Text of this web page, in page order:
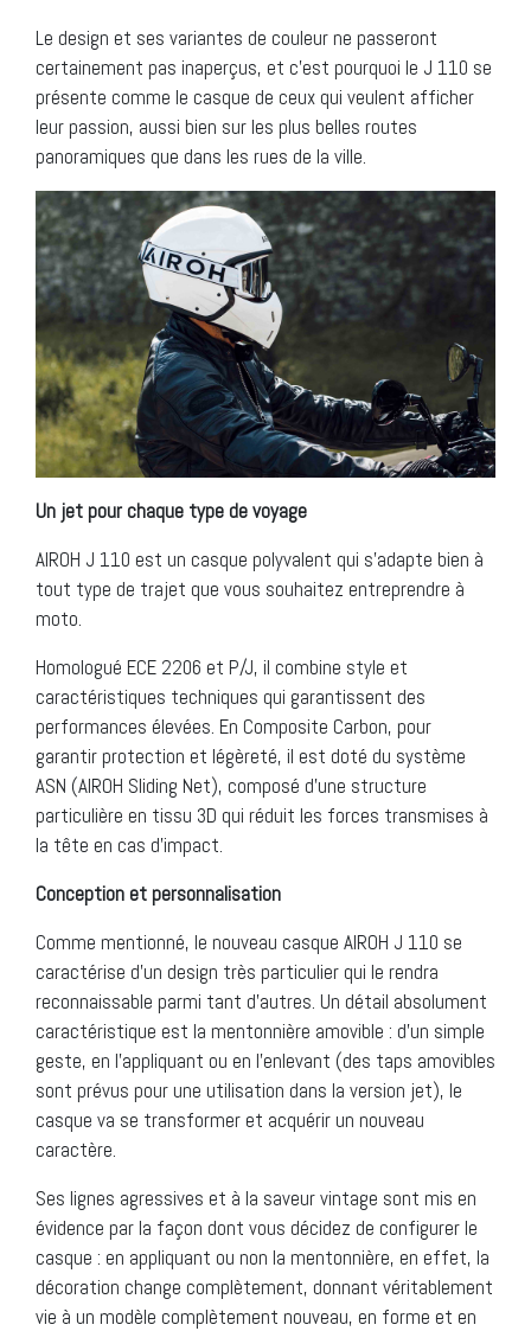
Le design et ses variantes de couleur ne passeront
certainement pas inaperçus, et c’est pourquoi le J 110 se
présente comme le casque de ceux qui veulent afficher
leur passion, aussi bien sur les plus belles routes
panoramiques que dans les rues de la ville.
Un jet pour chaque type de voyage
AIROH J 110 est un casque polyvalent qui s’adapte bien à
tout type de trajet que vous souhaitez entreprendre à
moto.
Homologué ECE 2206 et P/J, il combine style et
caractéristiques techniques qui garantissent des
performances élevées. En Composite Carbon, pour
garantir protection et légèreté, il est doté du système
ASN (AIROH Sliding Net), composé d’une structure
particulière en tissu 3D qui réduit les forces transmises à
la tête en cas d’impact.
Conception et personnalisation
Comme mentionné, le nouveau casque AIROH J 110 se
caractérise d’un design très particulier qui le rendra
reconnaissable parmi tant d’autres. Un détail absolument
caractéristique est la mentonnière amovible : d’un simple
geste, en l’appliquant ou en l’enlevant (des taps amovibles
sont prévus pour une utilisation dans la version jet), le
casque va se transformer et acquérir un nouveau
caractère.
Ses lignes agressives et à la saveur vintage sont mis en
évidence par la façon dont vous décidez de configurer le
casque : en appliquant ou non la mentonnière, en effet, la
décoration change complètement, donnant véritablement
vie à un modèle complètement nouveau, en forme et en